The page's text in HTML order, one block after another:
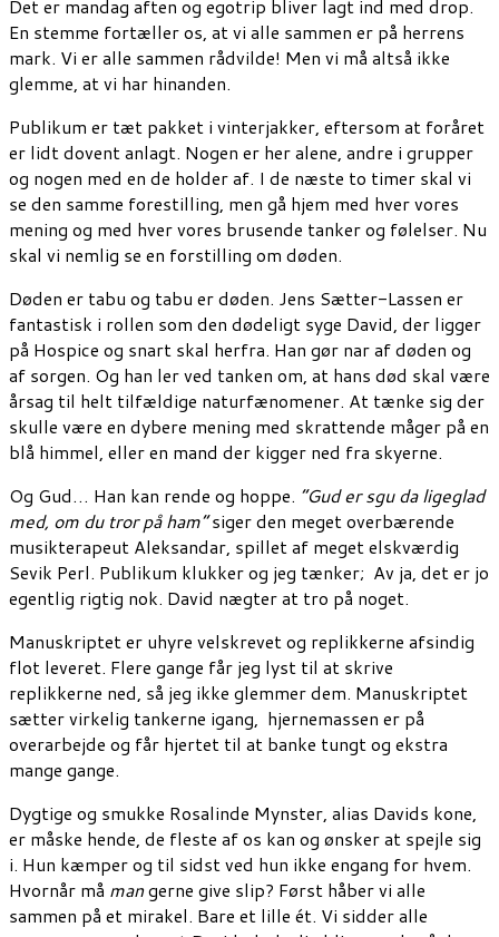
Det er mandag aften og egotrip bliver lagt ind med drop.
En stemme fortæller os, at vi alle sammen er på herrens
mark. Vi er alle sammen rådvilde! Men vi må altså ikke
glemme, at vi har hinanden.
Publikum er tæt pakket i vinterjakker, eftersom at foråret
er lidt dovent anlagt. Nogen er her alene, andre i grupper
og nogen med en de holder af. I de næste to timer skal vi
se den samme forestilling, men gå hjem med hver vores
mening og med hver vores brusende tanker og følelser. Nu
skal vi nemlig se en forstilling om døden.
Døden er tabu og tabu er døden. Jens Sætter-Lassen er
fantastisk i rollen som den dødeligt syge David, der ligger
på Hospice og snart skal herfra. Han gør nar af døden og
af sorgen. Og han ler ved tanken om, at hans død skal være
årsag til helt tilfældige naturfænomener. At tænke sig der
skulle være en dybere mening med skrattende måger på en
blå himmel, eller en mand der kigger ned fra skyerne.
Og Gud… Han kan rende og hoppe. “Gud er sgu da ligeglad
med, om du tror på ham”siger den meget overbærende
musikterapeut Aleksandar, spillet af meget elskværdig
Sevik Perl. Publikum klukker og jeg tænker; Av ja, det er jo
egentlig rigtig nok. David nægter at tro på noget.
Manuskriptet er uhyre velskrevet og replikkerne afsindig
flot leveret. Flere gange får jeg lyst til at skrive
replikkerne ned, så jeg ikke glemmer dem. Manuskriptet
sætter virkelig tankerne igang, hjernemassen er på
overarbejde og får hjertet til at banke tungt og ekstra
mange gange.
Dygtige og smukke Rosalinde Mynster, alias Davids kone,
er måske hende, de fleste af os kan og ønsker at spejle sig
i. Hun kæmper og til sidst ved hun ikke engang for hvem.
Hvornår må mangerne give slip? Først håber vi alle
sammen på et mirakel. Bare et lille ét. Vi sidder alle